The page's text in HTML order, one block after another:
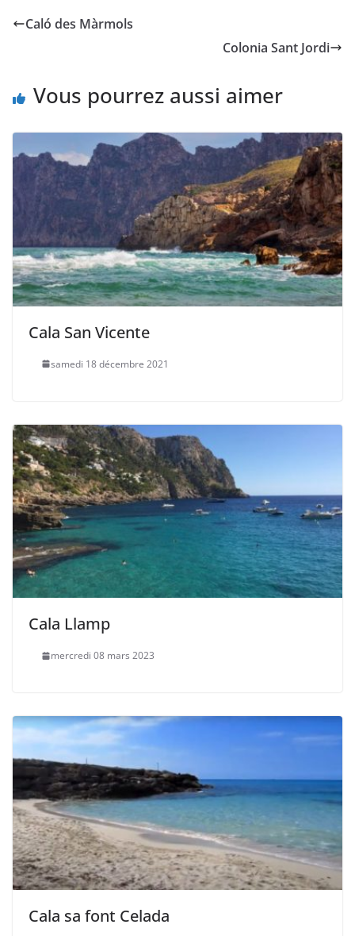
Caló des Màrmols
Colonia Sant Jordi
Vous pourrez aussi aimer
Cala San Vicente
samedi 18 décembre 2021
Cala Llamp
mercredi 08 mars 2023
Cala sa font Celada